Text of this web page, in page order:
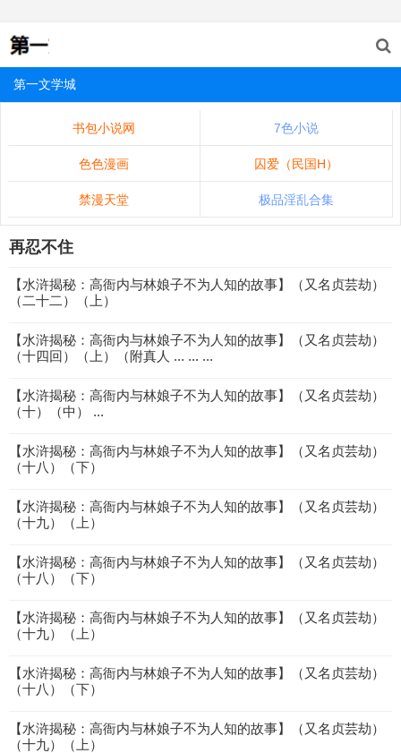
第一文学城
书包小说网 7色小说
色色漫画 囚爱（民国H）
禁漫天堂 极品淫乱合集
再忍不住
【水浒揭秘：高衙内与林娘子不为人知的故事】（又名贞芸劫）
（二十二）（上）
【水浒揭秘：高衙内与林娘子不为人知的故事】（又名贞芸劫）
（十四回）（上）（附真人 ... ... ...
【水浒揭秘：高衙内与林娘子不为人知的故事】（又名贞芸劫）
（十）（中） ...
【水浒揭秘：高衙内与林娘子不为人知的故事】（又名贞芸劫）
（十八）（下）
【水浒揭秘：高衙内与林娘子不为人知的故事】（又名贞芸劫）
（十九）（上）
【水浒揭秘：高衙内与林娘子不为人知的故事】（又名贞芸劫）
（十八）（下）
【水浒揭秘：高衙内与林娘子不为人知的故事】（又名贞芸劫）
（十九）（上）
【水浒揭秘：高衙内与林娘子不为人知的故事】（又名贞芸劫）
（十八）（下）
【水浒揭秘：高衙内与林娘子不为人知的故事】（又名贞芸劫）
（十九）（上）